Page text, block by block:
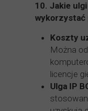
10. Jakie
wykorzystać
Koszty
Można
licencje
Ulga IP